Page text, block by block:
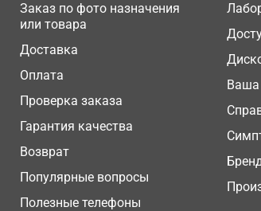
Заказ по фото назначения
или товара
Доставка
Оплата
Проверка заказа
Гарантия качества
Возврат
Популярные вопросы
Полезные телефоны
Ваша